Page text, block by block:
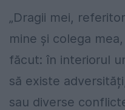
„Dragii mei,
mine și colega
făcut: în interiorul
să existe
sau diverse